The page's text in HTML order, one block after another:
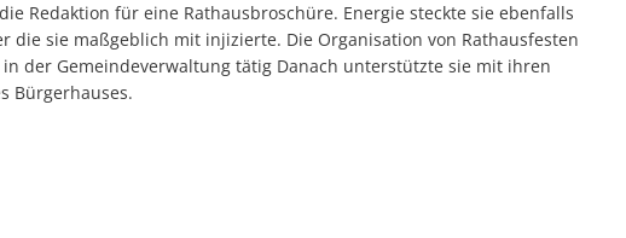
Redaktion für eine Rathausbroschüre. Energie steckte sie ebenfalls
die sie maßgeblich mit injizierte. Die Organisation von Rathausfesten
der Gemeindeverwaltung tätig Danach unterstützte sie mit ihren
Bürgerhauses.